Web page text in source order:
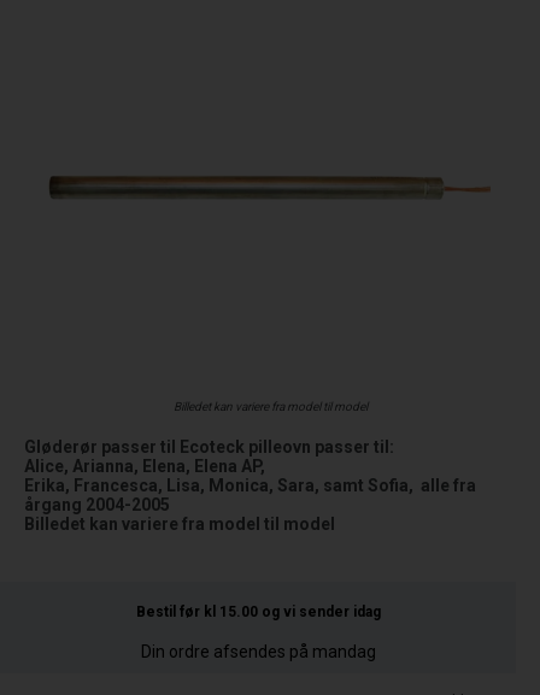
Billedet kan variere fra model til model
Gløderør passer til Ecoteck pilleovn passer til:
Alice, Arianna, Elena, Elena AP,
Erika, Francesca, Lisa, Monica, Sara, samt Sofia, alle fra
årgang 2004-2005
Billedet kan variere fra model til model
Bestil før kl 15.00 og vi sender idag
Din ordre afsendes på mandag